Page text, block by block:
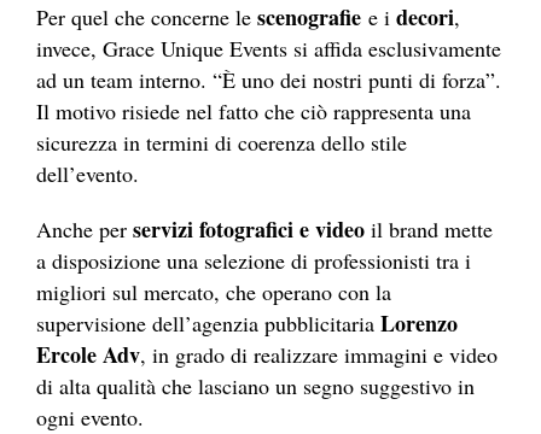
Per quel che concerne le scenografie e i decori,
invece, Grace Unique Events si affida esclusivamente
ad un team interno. “È uno dei nostri punti di forza”.
Il motivo risiede nel fatto che ciò rappresenta una
sicurezza in termini di coerenza dello stile
dell’evento.
Anche per servizi fotografici e video il brand mette
a disposizione una selezione di professionisti tra i
migliori sul mercato, che operano con la
supervisione dell’agenzia pubblicitaria Lorenzo
Ercole Adv, in grado di realizzare immagini e video
di alta qualità che lasciano un segno suggestivo in
ogni evento.